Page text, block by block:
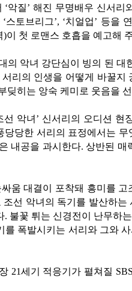
악질’ 해진 무명배우 신서
스토브리그’, ‘치얼업’ 등
이 첫 로맨스 호흡을 예고해
의 악녀 강단심이 빙의 된
리의 인생을 어떻게 바꿀
딪히는 앙숙 케미로 웃음을
선 악녀’ 신서리의 오디션
당당한 서리의 표정에서는
내공을 과시한다. 상반된
움 대결이 포착돼 흥미를
조선 악녀의 독기를 발산하
불꽃 튀는 신경전이 난무하
폭발시키는 서리와 그와
21세기 적응기가 펼쳐질